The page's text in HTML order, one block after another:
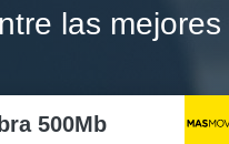
las
500Mb